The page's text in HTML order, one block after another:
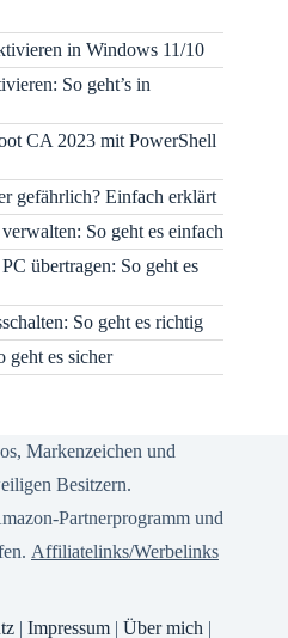
in Windows 11/10
So geht’s in
CA 2023 mit PowerShell
gefährlich? Einfach erklärt
So geht es einfach
übertragen: So geht es
So geht es richtig
es sicher
Markenzeichen und
Besitzern.
Partnerprogramm und
Affiliatelinks/Werbelinks
| Impressum | Über mich |